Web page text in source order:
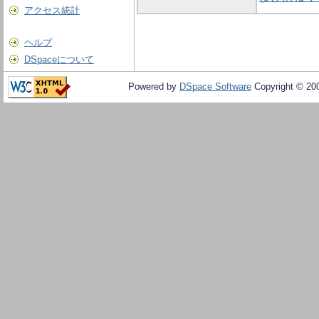
アクセス統計
ヘルプ
DSpaceについて
Powered by DSpace Software Copyright ©